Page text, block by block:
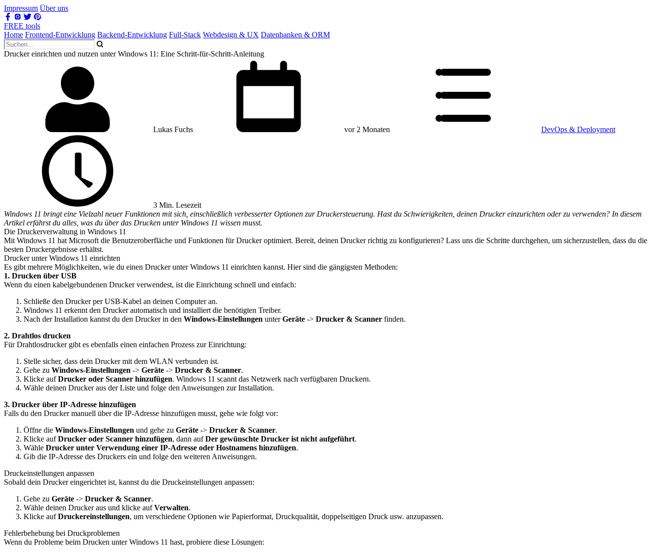
Impressum Über uns
FREE tools
Home Frontend-Entwicklung Backend-Entwicklung Full-Stack Webdesign & UX Datenbanken & ORM
Drucker einrichten und nutzen unter Windows 11: Eine Schritt-für-Schritt-Anleitung
Lukas Fuchs vor 2 Monaten DevOps & Deployment
3 Min. Lesezeit
Windows 11 bringt eine Vielzahl neuer Funktionen mit sich, einschließlich verbesserter Optionen zur Druckersteuerung. Hast du Schwierigkeiten, deinen Drucker einzurichten oder zu verwenden? In diesem
Artikel erfährst du alles, was du über das Drucken unter Windows 11 wissen musst.
Die Druckerverwaltung in Windows 11
Mit Windows 11 hat Microsoft die Benutzeroberfläche und Funktionen für Drucker optimiert. Bereit, deinen Drucker richtig zu konfigurieren? Lass uns die Schritte durchgehen, um sicherzustellen, dass du die
besten Druckergebnisse erhältst.
Drucker unter Windows 11 einrichten
Es gibt mehrere Möglichkeiten, wie du einen Drucker unter Windows 11 einrichten kannst. Hier sind die gängigsten Methoden:
1. Drucken über USB
Wenn du einen kabelgebundenen Drucker verwendest, ist die Einrichtung schnell und einfach:
Schließe den Drucker per USB-Kabel an deinen Computer an.
Windows 11 erkennt den Drucker automatisch und installiert die benötigten Treiber.
Nach der Installation kannst du den Drucker in den Windows-Einstellungen unterGeräte -> Drucker & Scanner finden.
2. Drahtlos drucken
Für Drahtlosdrucker gibt es ebenfalls einen einfachen Prozess zur Einrichtung:
Stelle sicher, dass dein Drucker mit dem WLAN verbunden ist.
Gehe zu Windows-Einstellungen -> Geräte -> Drucker & Scanner.
Klicke aufDrucker oder Scanner hinzufügen. Windows 11 scannt das Netzwerk nach verfügbaren Druckern.
Wähle deinen Drucker aus der Liste und folge den Anweisungen zur Installation.
3. Drucker über IP-Adresse hinzufügen
Falls du den Drucker manuell über die IP-Adresse hinzufügen musst, gehe wie folgt vor:
Öffne die Windows-Einstellungen und gehe zu Geräte -> Drucker & Scanner.
Klicke aufDrucker oder Scanner hinzufügen, dann aufDer gewünschte Drucker ist nicht aufgeführt.
Wähle Drucker unter Verwendung einer IP-Adresse oder Hostnamens hinzufügen.
Gib die IP-Adresse des Druckers ein und folge den weiteren Anweisungen.
Druckeinstellungen anpassen
Sobald dein Drucker eingerichtet ist, kannst du die Druckeinstellungen anpassen:
Gehe zu Geräte -> Drucker & Scanner.
Wähle deinen Drucker aus und klicke aufVerwalten.
Klicke aufDruckereinstellungen, um verschiedene Optionen wie Papierformat, Druckqualität, doppelseitigen Druck usw. anzupassen.
Fehlerbehebung bei Druckproblemen
Wenn du Probleme beim Drucken unter Windows 11 hast, probiere diese Lösungen: